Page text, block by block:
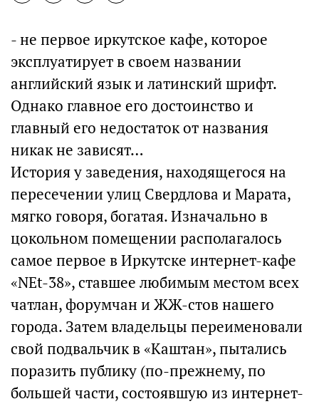
- не первое иркутское кафе, которое
эксплуатирует в своем названии
английский язык и латинский шрифт.
Однако главное его достоинство и
главный его недостаток от названия
никак не зависят…
История у заведения, находящегося на
пересечении улиц Свердлова и Марата,
мягко говоря, богатая. Изначально в
цокольном помещении располагалось
самое первое в Иркутске интернет-кафе
«NEt-38», ставшее любимым местом всех
чатлан, форумчан и ЖЖ-стов нашего
города. Затем владельцы переименовали
свой подвальчик в «Каштан», пытались
поразить публику (по-прежнему, по
большей части, состоявшую из интернет-